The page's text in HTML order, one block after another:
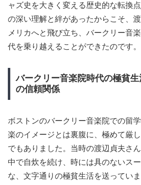
ャズ史を大きく変える歴史的な転換
の深い理解と絆があったからこそ、
メリカへと飛び立ち、バークリー音
代を乗り越えることができたのです。
バークリー音楽院時代の極貧
の信頼関係
ボストンのバークリー音楽院での留
楽のイメージとは裏腹に、極めて厳
でもありました。当時の渡辺貞夫さ
中で自炊を続け、時には具のないス
な、文字通りの極貧生活を送ってい